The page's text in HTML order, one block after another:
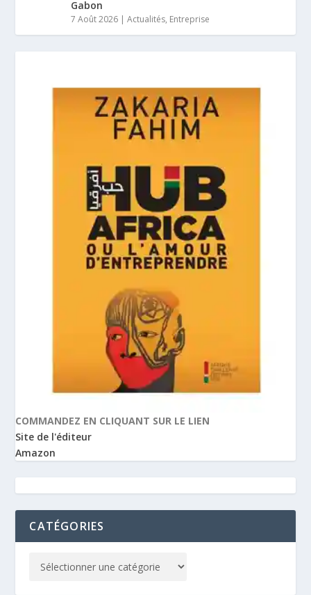
Gabon
7 Août 2026 |Actualités, Entreprise
COMMANDEZ EN CLIQUANT SUR LE LIEN
Site de l'éditeur
Amazon
CATÉGORIES